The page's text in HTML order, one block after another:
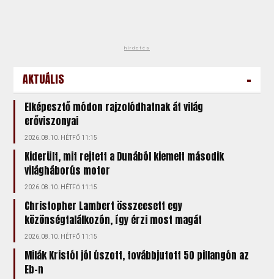
hirdetés
AKTUÁLIS -
Elképesztő módon rajzolódhatnak át világ
erőviszonyai
2026.08.10. HÉTFŐ 11:15
Kiderült, mit rejtett a Dunából kiemelt második
világháborús motor
2026.08.10. HÉTFŐ 11:15
Christopher Lambert összeesett egy
közönségtalálkozón, így érzi most magát
2026.08.10. HÉTFŐ 11:15
Milák Kristóf jól úszott, továbbjutott 50 pillangón az
Eb-n